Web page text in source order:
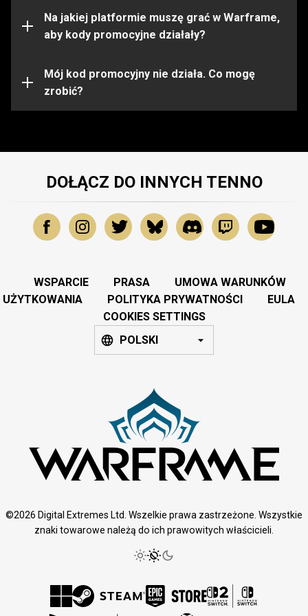
Na jakiej platformie muszę grać w Warframe,
aby kody promocyjne działały?
kodu upewnij się, że jesteś zalogowany na konto
Warframe na właściwej platformie.
Mój kod promocyjny nie działa. Co mogę
zrobić?
wykorzystany. Aby uzyskać dalszą pomoc, prosimy
skontaktować się z
DOŁĄCZ DO INNYCH TENNO
WSPARCIE PRASA
UMOWA WARUNKÓW
UŻYTKOWANIA
POLITYKA PRYWATNOŚCI
EULA
COOKIES SETTINGS
POLSKI
©2026 Digital Extremes Ltd. Wszelkie prawa zastrzeżone. Wszystkie
znaki towarowe należą do ich prawowitych właścicieli.